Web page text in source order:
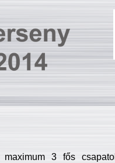
3 fős